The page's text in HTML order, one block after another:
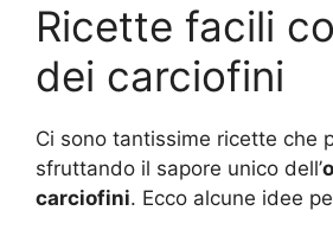
Ricette facili
dei carciofini
Ci sono tantissime ricette che
sfruttando il sapore unico dell’
carciofini. Ecco alcune idee